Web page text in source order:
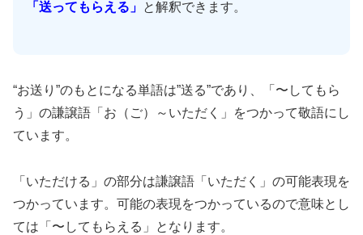
「送ってもらえる」 と解釈できます。
“お送り”のもとになる単語は”送る”であり、「〜してもら
う」の謙譲語「お（ご）～いただく」をつかって敬語にし
ています。
「いただける」の部分は謙譲語「いただく」の可能表現を
つかっています。可能の表現をつかっているので意味とし
ては「〜してもらえる」となります。